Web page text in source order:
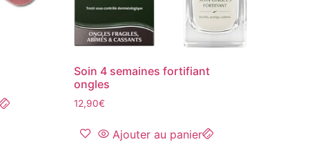
Soin 4 semaines fortifiant
ongles
12,90€
Ajouter au panier